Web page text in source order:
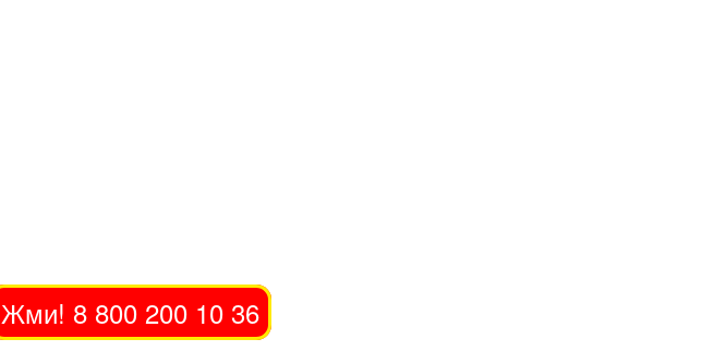
Жми! 8 800 200 10 36